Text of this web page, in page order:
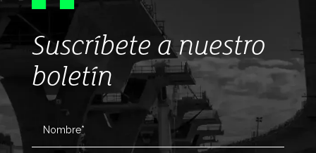
Suscríbete a nuestro
boletín